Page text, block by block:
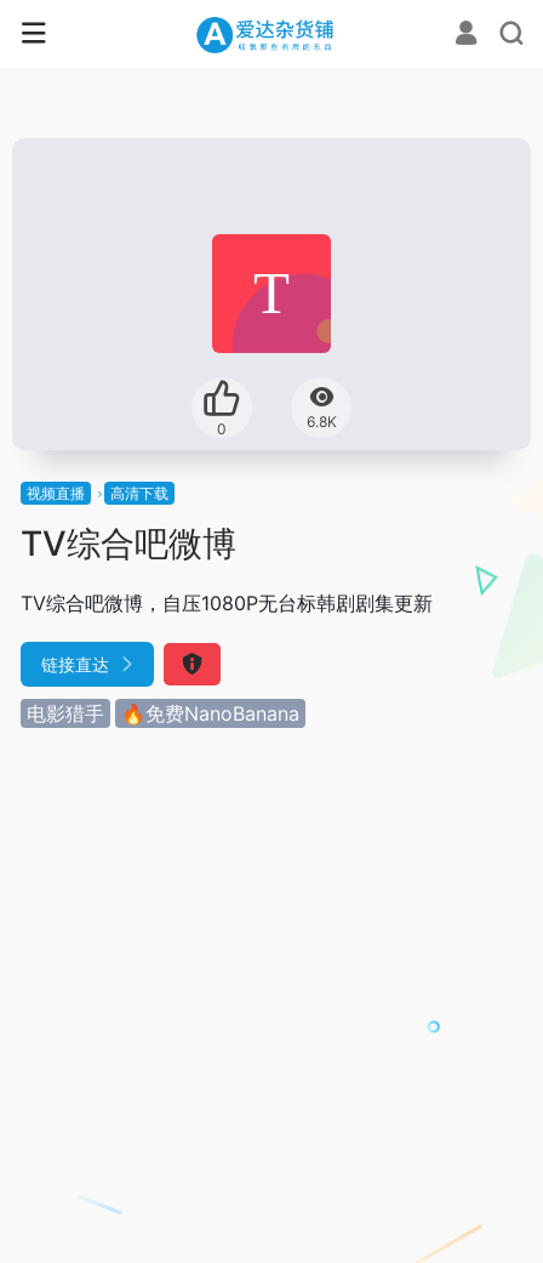
0 6.8K
视频直播 高清下载
TV综合吧微博
TV综合吧微博，自压1080P无台标韩剧剧集更新
链接直达
电影猎手 🔥免费NanoBanana